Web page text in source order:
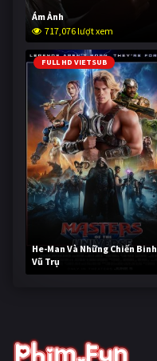
Ám Ảnh
717,076 lượt xem
FULL HD VIETSUB
He-Man Và Những Chiến Binh
Vũ Trụ
236,923 lượt xem